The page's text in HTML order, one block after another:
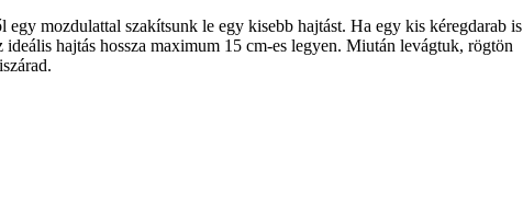
egy mozdulattal szakítsunk le egy kisebb hajtást. Ha egy kis kéregdarab is
hajtás hossza maximum 15 cm-es legyen. Miután levágtuk, rögtön